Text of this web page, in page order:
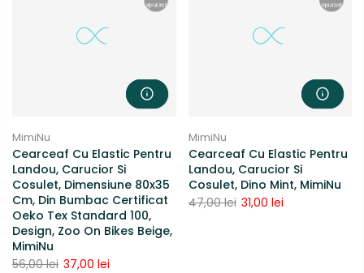
epuizat
MimiNu
Cearceaf Cu Elastic Pentru
Landou, Carucior Si
Cosulet, Dimensiune 80x35
Cm, Din Bumbac Certificat
Oeko Tex Standard 100,
Design, Zoo On Bikes Beige,
MimiNu
56,00 lei 37,00 lei
epuizat
MimiNu
Cearceaf Cu Elastic Pentru
Landou, Carucior Si
Cosulet, Dino Mint, MimiNu
47,00 lei 31,00 lei